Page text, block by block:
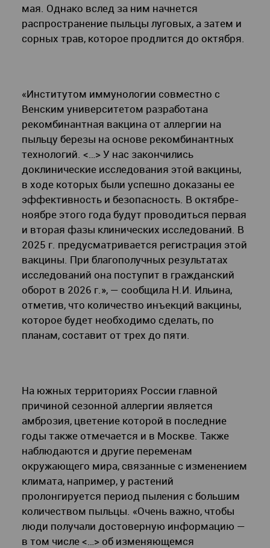
мая. Однако вслед за ним начнется
распространение пыльцы луговых, а затем и
сорных трав, которое продлится до октября.
«Институтом иммунологии совместно с
Венским университетом разработана
рекомбинантная вакцина от аллергии на
пыльцу березы на основе рекомбинантных
технологий. <…> У нас закончились
доклинические исследования этой вакцины,
в ходе которых были успешно доказаны ее
эффективность и безопасность. В октябре-
ноябре этого года будут проводиться первая
и вторая фазы клинических исследований. В
2025 г. предусматривается регистрация этой
вакцины. При благополучных результатах
исследований она поступит в гражданский
оборот в 2026 г.», — сообщила Н.И. Ильина,
отметив, что количество инъекций вакцины,
которое будет необходимо сделать, по
планам, составит от трех до пяти.
На южных территориях России главной
причиной сезонной аллергии является
амброзия, цветение которой в последние
годы также отмечается и в Москве. Также
наблюдаются и другие переменам
окружающего мира, связанные с изменением
климата, например, у растений
пролонгируется период пыления с большим
количеством пыльцы. «Очень важно, чтобы
люди получали достоверную информацию —
в том числе <…> об изменяющемся